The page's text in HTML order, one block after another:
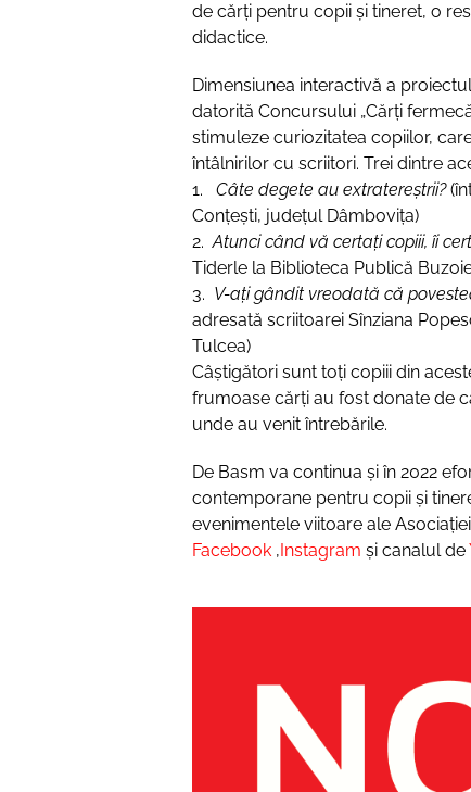
de cărți pentru copii și tineret, o
didactice.
Dimensiunea interactivă a
datorită Concursului „Cărți
stimuleze curiozitatea copiilor,
întâlnirilor cu scriitori. Trei dintre
1.
Câte degete au extratereștrii?
Conțești, județul Dâmbovița)
2.Atunci când vă certați copiii, îi
Tiderle la Biblioteca Publică
3. V-ați gândit vreodată că
adresată scriitoarei Sînziana
Tulcea)
Câștigători sunt toți copiii din
frumoase cărți au fost donate de
unde au venit întrebările.
De Basm va continua și în 2022
contemporane pentru copii și
evenimentele viitoare ale
Facebook,Instagram și canalul de